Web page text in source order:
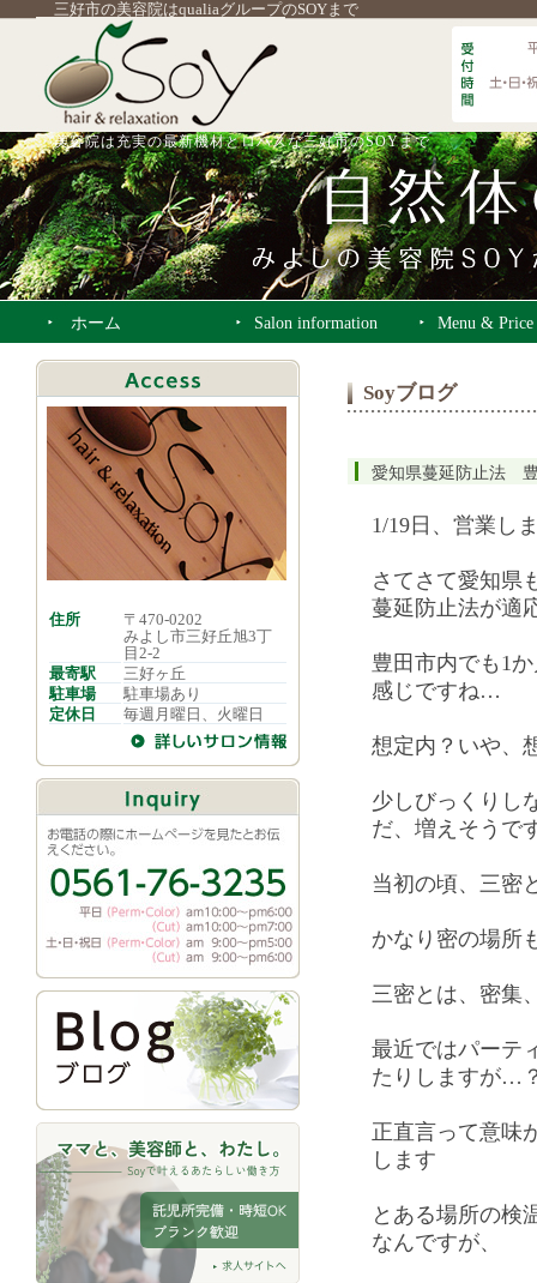
三好市の美容院はqualiaグループのSOYまで
美容院は充実の最新機材とロハスな三好市のSOYまで
ホーム Salon information Menu & Price
Soyブログ
愛知県蔓延防止法
1/19日、営業し
さてさて愛知県
蔓延防止法が適
豊田市内でも1
感じですね…
想定内？いや、
少しびっくりし
だ、増えそうで
当初の頃、三密
かなり密の場所
三密とは、密集
最近ではパーテ
たりしますが…
正直言って意味
します
とある場所の検
なんですが、
住所
〒470-0202
みよし市三好丘旭3丁
目2-2
最寄駅
三好ヶ丘
駐車場
駐車場あり
定休日
毎週月曜日、火曜日